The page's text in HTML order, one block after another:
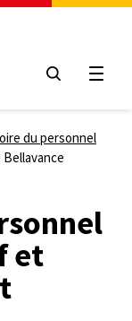
du personnel
Bellavance
et